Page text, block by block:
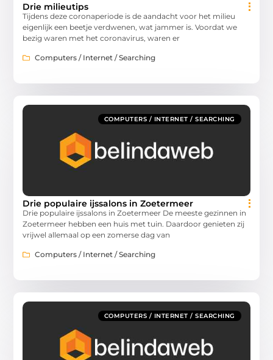
Drie milieutips
Tijdens deze coronaperiode is de aandacht voor het milieu
eigenlijk een beetje verdwenen, wat jammer is. Voordat we
bezig waren met het coronavirus, waren er
Computers / Internet / Searching
COMPUTERS / INTERNET / SEARCHING
Drie populaire ijssalons in Zoetermeer
Drie populaire ijssalons in Zoetermeer De meeste gezinnen in
Zoetermeer hebben een huis met tuin. Daardoor genieten zij
vrijwel allemaal op een zomerse dag van
Computers / Internet / Searching
COMPUTERS / INTERNET / SEARCHING